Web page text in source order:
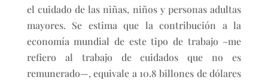
el cuidado de las niñas, niños y personas adultas
mayores. Se estima que la contribución a la
economía mundial de este tipo de trabajo –me
refiero al trabajo de cuidados que no es
remunerado—, equivale a 10.8 billones de dólares